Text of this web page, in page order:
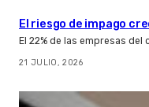
El riesgo de impago
El 22% de las empresas
21 JULIO, 2026